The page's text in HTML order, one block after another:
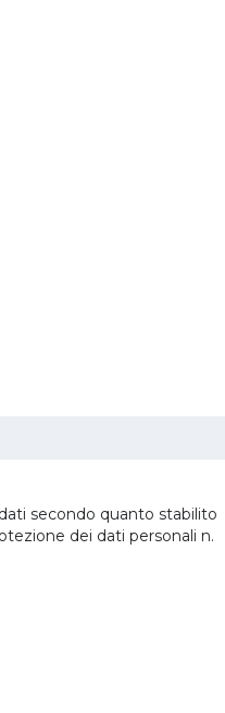
secondo quanto stabilito
dei dati personali n.